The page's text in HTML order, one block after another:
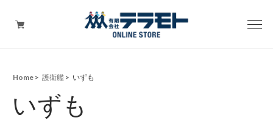
ピックアップアイテム
Tシャツ・ウェア
Home 護衛艦 いずも
いずも